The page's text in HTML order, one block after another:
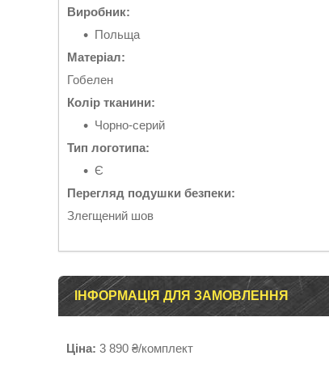
Виробник:
Польща
Матеріал:
Гобелен
Колір тканини:
Чорно-серий
Тип логотипа:
Є
Перегляд подушки безпеки:
Злегщений шов
ІНФОРМАЦІЯ ДЛЯ ЗАМОВЛЕННЯ
Ціна: 3 890 ₴/комплект